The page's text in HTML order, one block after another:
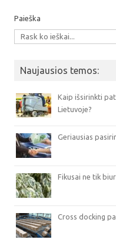
Paieška
Naujausios temos:
Kaip išsirinkti
Lietuvoje?
Geriausias
Fikusai ne tik
Cross docking